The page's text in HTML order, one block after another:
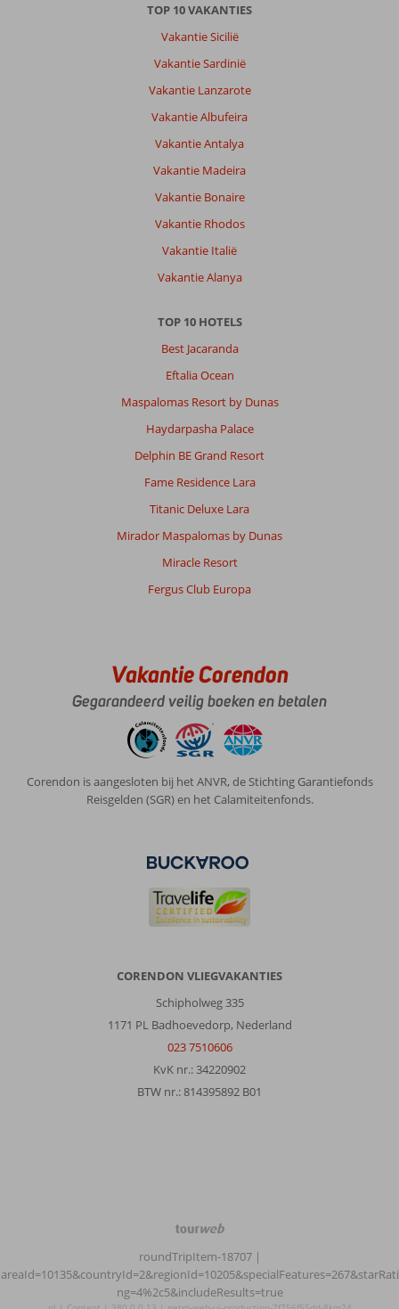
TOP 10 VAKANTIES
Vakantie Sicilië
Vakantie Sardinië
Vakantie Lanzarote
Vakantie Albufeira
Vakantie Antalya
Vakantie Madeira
Vakantie Bonaire
Vakantie Rhodos
Vakantie Italië
Vakantie Alanya
TOP 10 HOTELS
Best Jacaranda
Eftalia Ocean
Maspalomas Resort by Dunas
Haydarpasha Palace
Delphin BE Grand Resort
Fame Residence Lara
Titanic Deluxe Lara
Mirador Maspalomas by Dunas
Miracle Resort
Fergus Club Europa
Vakantie Corendon
Gegarandeerd veilig boeken en betalen
Corendon is aangesloten bij het ANVR, de Stichting Garantiefonds
Reisgelden (SGR) en het Calamiteitenfonds.
CORENDON VLIEGVAKANTIES
Schipholweg 335
1171 PL Badhoevedorp, Nederland
023 7510606
KvK nr.: 34220902
BTW nr.: 814395892 B01
TourWeb
NetMatch
roundTripItem-18707 |
areaId=10135&countryId=2&regionId=10205&specialFeatures=267&starRati
ng=4%2c5&includeResults=true